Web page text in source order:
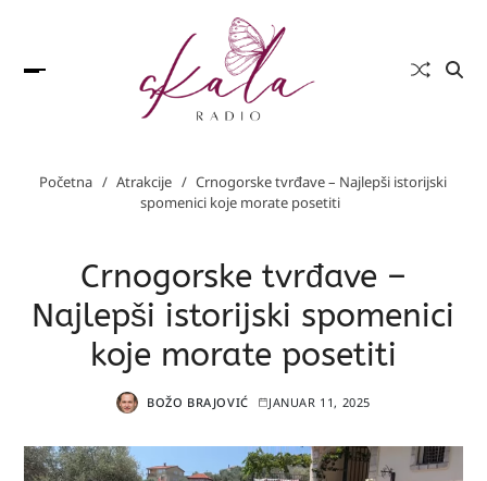
Početna Atrakcije
Crnogorske tvrđave – Najlepši istorijski
spomenici koje morate posetiti
Crnogorske tvrđave –
Najlepši istorijski spomenici
koje morate posetiti
BOŽO BRAJOVIĆ JANUAR 11, 2025